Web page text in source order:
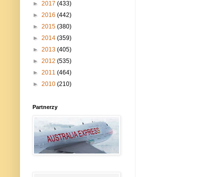
► 2017 (433)
► 2016 (442)
► 2015 (380)
► 2014 (359)
► 2013 (405)
► 2012 (535)
► 2011 (464)
► 2010 (210)
Partnerzy